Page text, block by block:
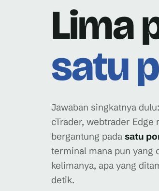
Lima
satu
Jawaban singkatnya
cTrader, webtrader
bergantung pada satu
terminal mana pun yang
kelimanya, apa yang
detik.